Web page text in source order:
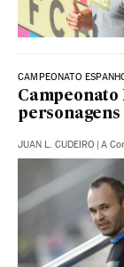
CAMPEONATO
Campeonato
personagens
JUAN L. CUDEIRO | A